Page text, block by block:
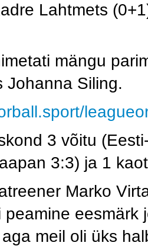
Lahtmets
mängu
Johanna Siling.
3 võitu
3:3) ja 1
Marko
peamine
meil oli üks